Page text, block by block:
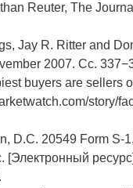
Reuter, The
Jay R. Ritter and
2007. Сс.
buyers are sellers of
story/
D.C. 20549 Form S-
[Электронный